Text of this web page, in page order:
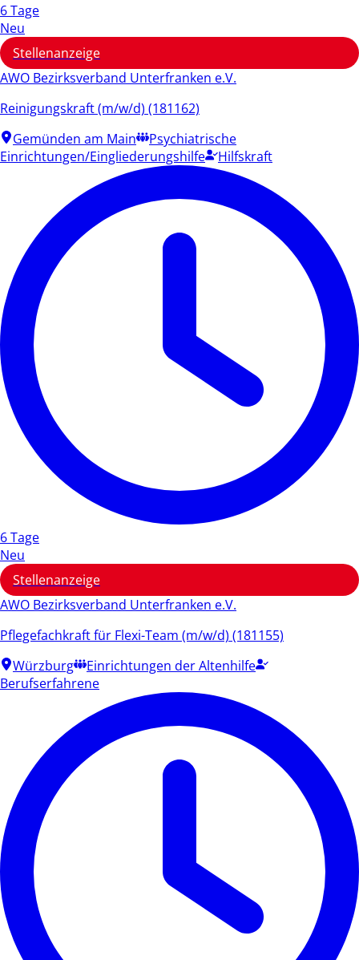
6 Tage
Neu
Stellenanzeige
AWO Bezirksverband Unterfranken e.V.
Reinigungskraft (m/w/d) (181162)
Gemünden am Main
Psychiatrische
Einrichtungen/Eingliederungshilfe
Hilfskraft
6 Tage
Neu
Stellenanzeige
AWO Bezirksverband Unterfranken e.V.
Pflegefachkraft für Flexi-Team (m/w/d) (181155)
Würzburg
Einrichtungen der Altenhilfe
Berufserfahrene